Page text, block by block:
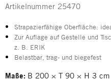
Artikelnummer 25470
Strapazierfähige Oberfläche:
Zur Auflage auf Gestelle und
z. B. ERIK
Belastbar, trag- und biegefest
Maße: B 200 × T 90 × H 3 cm